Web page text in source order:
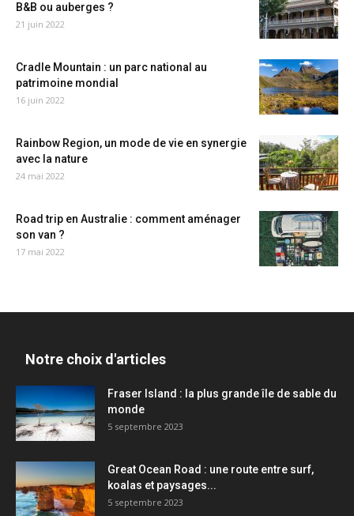
B&B ou auberges ?
21 juin 2022
Cradle Mountain : un parc national au
patrimoine mondial
16 juin 2022
Rainbow Region, un mode de vie en synergie
avec la nature
24 mai 2022
Road trip en Australie : comment aménager
son van ?
17 mai 2022
Notre choix d'articles
Fraser Island : la plus grande île de sable du
monde
5 septembre 2023
Great Ocean Road : une route entre surf,
koalas et paysages...
5 septembre 2023